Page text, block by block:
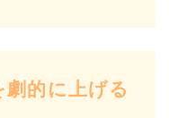
的に上げる